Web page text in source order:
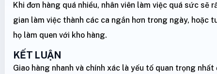
Khi đơn hàng quá nhiều, nhân viên làm việc quá sức sẽ
gian làm việc thành các ca ngắn hơn trong ngày,
họ làm quen với kho hàng.
KẾT LUẬN
Giao hàng nhanh và chính xác là yếu tố quan trọng